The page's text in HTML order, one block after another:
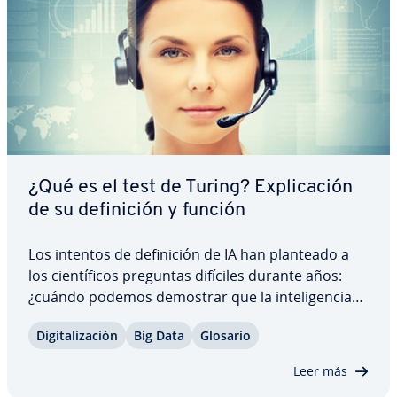
¿Qué es el test de Turing? Ex­pli­ca­ción
de su de­fi­ni­ción y función
Los intentos de de­fi­ni­ción de IA han planteado a
los cie­n­tí­fi­cos preguntas difíciles durante años:
¿cuándo podemos demostrar que la in­te­li­ge­n­cia
persona?, ¿cuándo podemos hablar de co­n­cie­n­cia
Di­gi­ta­li­za­ción Big Data Glosario
Leer más